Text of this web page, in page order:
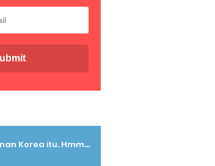
Makanan Korea itu. Hmmm....gitu deh